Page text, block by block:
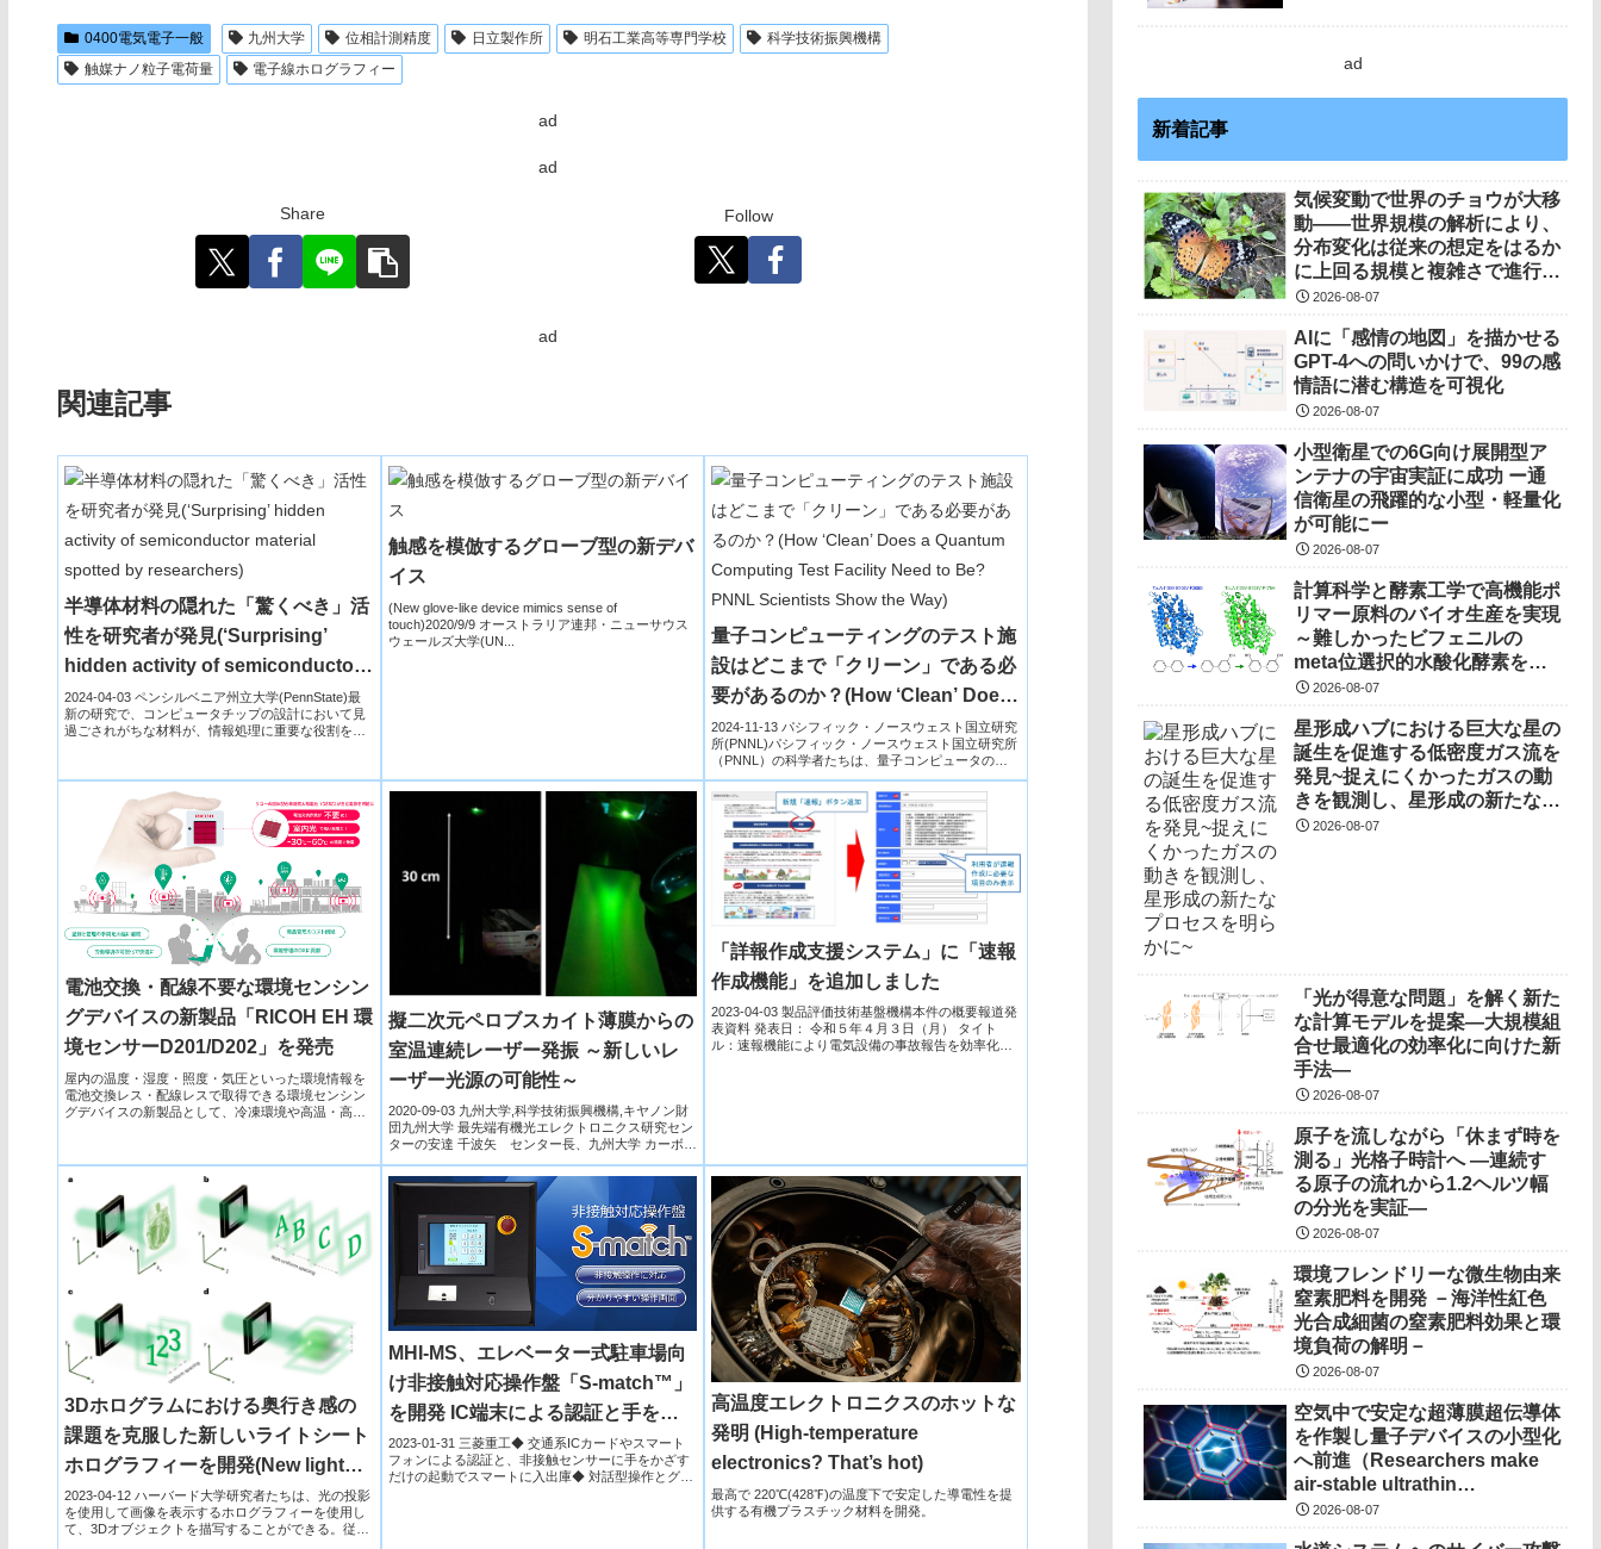
0400電気電子一般 九州大学 位相計測精度 日立製作所 明石工業高等専門学校
科学技術振興機構
触媒ナノ粒子電荷量
電子線ホログラフィー
ad
ad
Share Follow
ad
関連記事
半導体材料の隠れた「驚くべき」活
性を研究者が発見(‘Surprising’
hidden activity of semiconductor
material spotted by researchers)
2024-04-03 ペンシルベニア州立大学(PennState)最
新の研究で、コンピュータチップの設計において見
過ごされがちな材料が、情報処理に重要な役割を
触感を模倣するグローブ型の新デバ
イス
(New glove-like device mimics sense of
touch)2020/9/9 オーストラリア連邦・ニューサウス
ウェールズ大学(UN...
量子コンピューティングのテスト施
設はどこまで「クリーン」である必
要があるのか？(How ‘Clean’ Does
a Quantum Computing Test
Facility Need to Be? PNNL
Scientists Show the Way)
2024-11-13 パシフィック・ノースウェスト国立研究
所(PNNL)パシフィック・ノースウェスト国立研究所
（PNNL）の科学者たちは、量子コンピュータのテ
ス...
電池交換・配線不要な環境センシン
グデバイスの新製品「RICOH EH 環
境センサーD201/D202」を発売
屋内の温度・湿度・照度・気圧といった環境情報を
電池交換レス・配線レスで取得できる環境センシン
グデバイスの新製品として、冷凍環境や高温・高湿
擬二次元ペロブスカイト薄膜からの
室温連続レーザー発振 ～新しいレ
ーザー光源の可能性～
2020-09-03 九州大学,科学技術振興機構,キヤノン財
団九州大学 最先端有機光エレクトロニクス研究セン
ターの安達 千波矢 センター長、九州大学 カーボン
「詳報作成支援システム」に「速報
作成機能」を追加しました
2023-04-03 製品評価技術基盤機構本件の概要報道発
表資料 発表日： 令和５年４月３日（月） タイト
ル：速報機能により電気設備の事故報告を効率化～
3Dホログラムにおける奥行き感の
課題を克服した新しいライトシート
ホログラフィーを開発(New light
sheet holography overcomes the
depth perception challenge in 3D
2023-04-12 ハーバード大学研究者たちは、光の投影
を使用して画像を表示するホログラフィーを使用し
て、3Dオブジェクトを描写することができる。従来
MHI-MS、エレベーター式駐車場向
け非接触対応操作盤「S-match™」
を開発 IC端末による認証と手をか
ざすだけの起動で、衛生的かつスム
ーズな操作を実現
2023-01-31 三菱重工◆ 交通系ICカードやスマート
フォンによる認証と、非接触センサーに手をかざす
だけの起動でスマートに入出庫◆ 対話型操作とグラ
高温度エレクトロニクスのホットな
発明 (High-temperature
electronics? That’s hot)
最高で 220℃(428℉)の温度下で安定した導電性を提
供する有機プラスチック材料を開発。
ad
新着記事
気候変動で世界のチョウが大移
動――世界規模の解析により、
分布変化は従来の想定をはるか
に上回る規模と複雑さで進行し
ていることを解明――
2026-08-07
AIに「感情の地図」を描かせる
GPT-4への問いかけで、99の感
情語に潜む構造を可視化
2026-08-07
小型衛星での6G向け展開型ア
ンテナの宇宙実証に成功 ー通
信衛星の飛躍的な小型・軽量化
が可能にー
2026-08-07
計算科学と酵素工学で高機能ポ
リマー原料のバイオ生産を実現
～難しかったビフェニルの
meta位選択的水酸化酵素を開
発～2026-08-07
星形成ハブにおける巨大な星の
誕生を促進する低密度ガス流を
発見~捉えにくかったガスの動
きを観測し、星形成の新たなプ
ロセスを明らかに~
2026-08-07
「光が得意な問題」を解く新た
な計算モデルを提案―大規模組
合せ最適化の効率化に向けた新
手法―
2026-08-07
原子を流しながら「休まず時を
測る」光格子時計へ ―連続す
る原子の流れから1.2ヘルツ幅
の分光を実証―
2026-08-07
環境フレンドリーな微生物由来
窒素肥料を開発 －海洋性紅色
光合成細菌の窒素肥料効果と環
境負荷の解明－
2026-08-07
空気中で安定な超薄膜超伝導体
を作製し量子デバイスの小型化
へ前進（Researchers make
air-stable ultrathin
superconductors more
2026-08-07